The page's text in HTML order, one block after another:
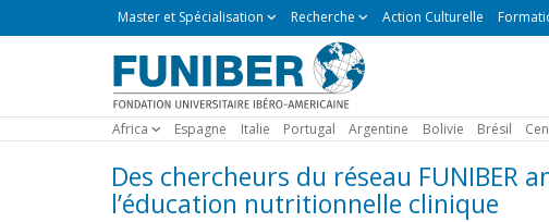
Master
Master et Spécialisation Recherche Action Culturelle
Africa Espagne Italie Portugal Argentine Bolivie Brésil
Des chercheurs du réseau FUNIBER
l’éducation nutritionnelle clinique